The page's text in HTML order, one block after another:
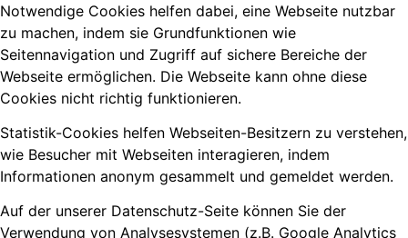
Notwendige Cookies helfen dabei, eine Webseite nutzbar
zu machen, indem sie Grundfunktionen wie
Seitennavigation und Zugriff auf sichere Bereiche der
Webseite ermöglichen. Die Webseite kann ohne diese
Cookies nicht richtig funktionieren.
Statistik-Cookies helfen Webseiten-Besitzern zu verstehen,
wie Besucher mit Webseiten interagieren, indem
Informationen anonym gesammelt und gemeldet werden.
Auf der unserer Datenschutz-Seite können Sie der
Verwendung von Analysesystemen (z.B. Google Analytics